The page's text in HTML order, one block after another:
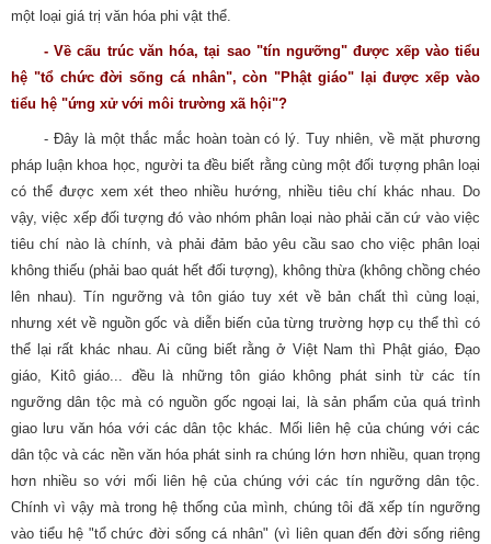
một loại giá trị văn hóa phi vật thể.
- Về cấu trúc văn hóa, tại sao "tín ngưỡng" được xếp vào tiểu
hệ "tổ chức đời sống cá nhân", còn "Phật giáo" lại được xếp vào
tiểu hệ "ứng xử với môi trường xã hội"?
- Đây là một thắc mắc hoàn toàn có lý. Tuy nhiên, về mặt phương
pháp luận khoa học, người ta đều biết rằng cùng một đối tượng phân loại
có thể được xem xét theo nhiều hướng, nhiều tiêu chí khác nhau. Do
vậy, việc xếp đối tượng đó vào nhóm phân loại nào phải căn cứ vào việc
tiêu chí nào là chính, và phải đảm bảo yêu cầu sao cho việc phân loại
không thiếu (phải bao quát hết đối tượng), không thừa (không chồng chéo
lên nhau). Tín ngưỡng và tôn giáo tuy xét về bản chất thì cùng loại,
nhưng xét về nguồn gốc và diễn biến của từng trường hợp cụ thể thì có
thể lại rất khác nhau. Ai cũng biết rằng ở Việt Nam thì Phật giáo, Đạo
giáo, Kitô giáo... đều là những tôn giáo không phát sinh từ các tín
ngưỡng dân tộc mà có nguồn gốc ngoại lai, là sản phẩm của quá trình
giao lưu văn hóa với các dân tộc khác. Mối liên hệ của chúng với các
dân tộc và các nền văn hóa phát sinh ra chúng lớn hơn nhiều, quan trọng
hơn nhiều so với mối liên hệ của chúng với các tín ngưỡng dân tộc.
Chính vì vậy mà trong hệ thống của mình, chúng tôi đã xếp tín ngưỡng
vào tiểu hệ "tổ chức đời sống cá nhân" (vì liên quan đến đời sống riêng